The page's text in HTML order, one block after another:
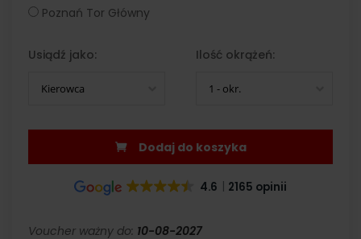
Poznań Tor Główny
Usiądź jako:
Kierowca
Ilość okrążeń:
1 - okr.
Dodaj do koszyka
4.6 2165 opinii
Voucher ważny do: 10-08-2027